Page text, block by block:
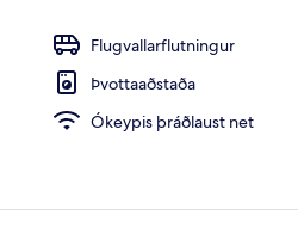
Flugvallarflutningur
Þvottaaðstaða
Ókeypis þráðlaust net